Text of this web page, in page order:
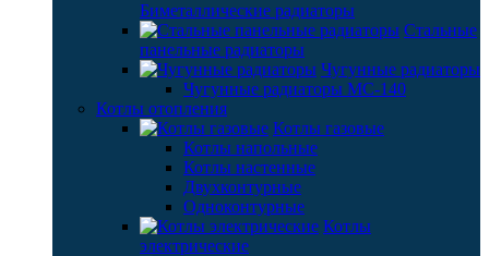
Биметаллические радиаторы
Стальные
панельные радиаторы
Чугунные радиаторы
Чугунные радиаторы МС-140
Котлы отопления
Котлы газовые
Котлы напольные
Котлы настенные
Двухконтурные
Одноконтурные
Котлы
электрические